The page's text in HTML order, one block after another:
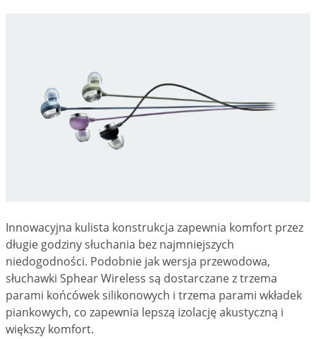
Innowacyjna kulista konstrukcja zapewnia komfort przez
długie godziny słuchania bez najmniejszych
niedogodności. Podobnie jak wersja przewodowa,
słuchawki Sphear Wireless są dostarczane z trzema
parami końcówek silikonowych i trzema parami wkładek
piankowych, co zapewnia lepszą izolację akustyczną i
większy komfort.